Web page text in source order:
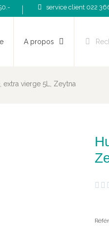
service client 022
A propos
vierge 5L, Zeytna
 